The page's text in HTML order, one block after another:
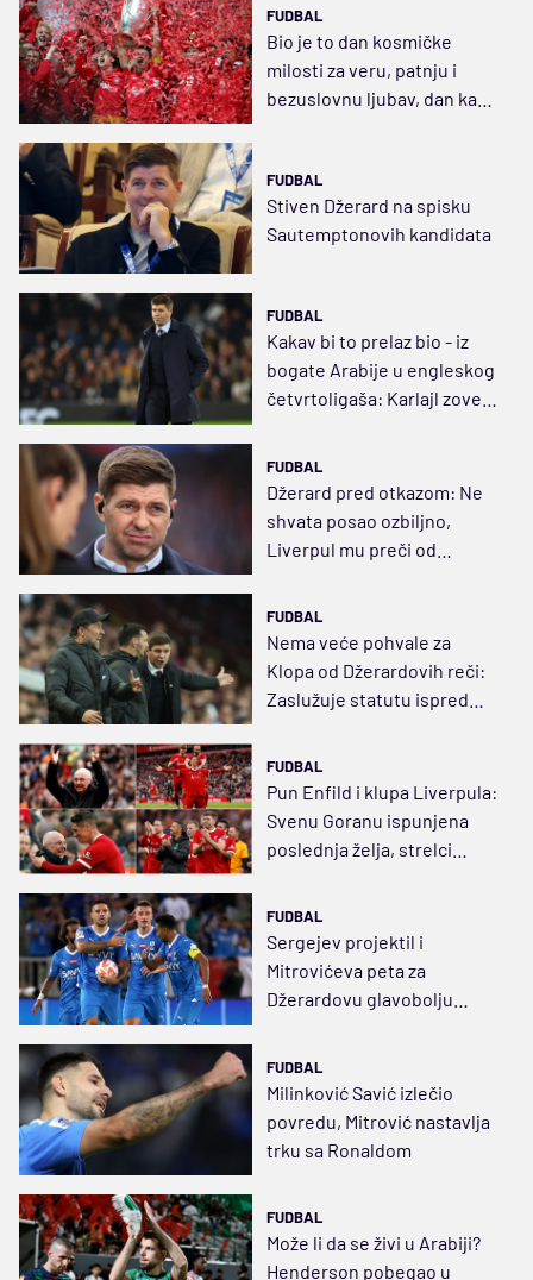
FUDBAL
Bio je to dan kosmičke
milosti za veru, patnju i
bezuslovnu ljubav, dan kad
FUDBAL
Stiven Džerard na spisku
Sautemptonovih kandidata
FUDBAL
Kakav bi to prelaz bio - iz
bogate Arabije u engleskog
četvrtoligaša: Karlajl zove
FUDBAL
Džerard pred otkazom: Ne
shvata posao ozbiljno,
Liverpul mu preči od
FUDBAL
Nema veće pohvale za
Klopa od Džerardovih reči:
Zaslužuje statutu ispred
FUDBAL
Pun Enfild i klupa Liverpula:
Svenu Goranu ispunjena
poslednja želja, strelci
FUDBAL
Sergejev projektil i
Mitrovićeva peta za
Džerardovu glavobolju
FUDBAL
Milinković Savić izlečio
povredu, Mitrović nastavlja
trku sa Ronaldom
FUDBAL
Može li da se živi u Arabiji?
Henderson pobegao u